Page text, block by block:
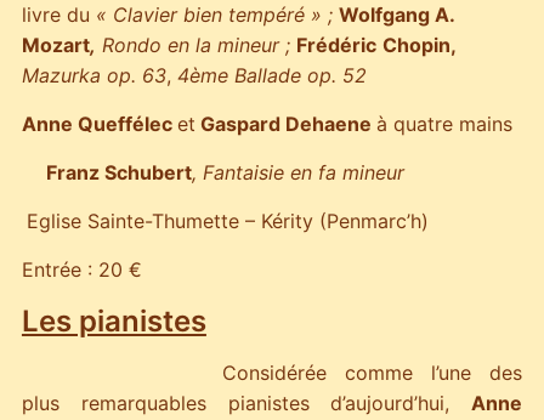
livre du « Clavier bien tempéré » ; Wolfgang A.
Mozart, Rondo en la mineur ; Frédéric Chopin,
Mazurka op. 63, 4ème Ballade op. 52
Anne Queffélec et Gaspard Dehaene à quatre mains
Franz Schubert, Fantaisie en fa mineur
Eglise Sainte-Thumette – Kérity (Penmarc’h)
Entrée : 20 €
Les pianistes
Considérée comme l’une des
plus remarquables pianistes d’aujourd’hui,Anne